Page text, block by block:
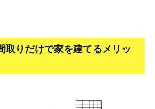
取りだけで家を建てるメリッ